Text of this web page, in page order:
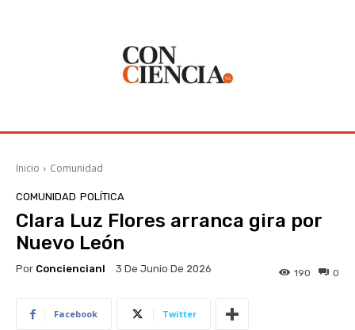
Inicio Comunidad
COMUNIDAD POLÍTICA
Clara Luz Flores arranca gira por
Nuevo León
Por Conciencianl 3 De Junio De 2026 0
190
Facebook Twitter